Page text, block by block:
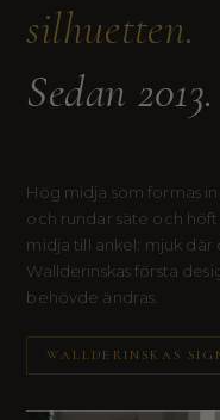
silhuetten.
Sedan 2013.
Hög midja som formas
och rundar säte och
midja till ankel: mjuk där
Wallderinskas första
behövde ändras.
WALLDERINSKAS